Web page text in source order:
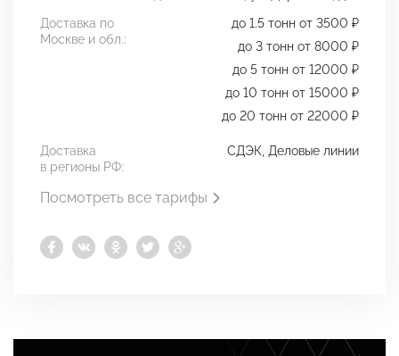
Доставка по
Москве и обл.:
до 1.5 тонн от 3500 ₽
до 3 тонн от 8000 ₽
до 5 тонн от 12000 ₽
до 10 тонн от 15000 ₽
до 20 тонн от 22000 ₽
Доставка
в регионы РФ:
СДЭК, Деловые линии
Посмотреть все тарифы